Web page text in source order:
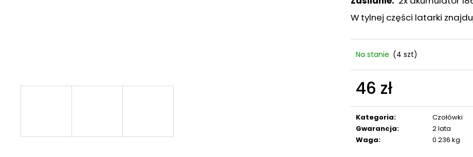
W tylnej części latarki
Na stanie (4 szt)
46 zł
jednostkowa:
Kategoria:
Czołówki
Gwarancja:
2 lata
Waga: 0.236 kg
NABOJE GAZOWE DO REWOLWERÓW
STRZAŁA
24 zł